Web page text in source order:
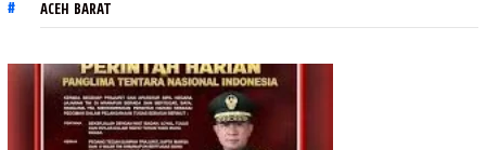
ACEH BARAT